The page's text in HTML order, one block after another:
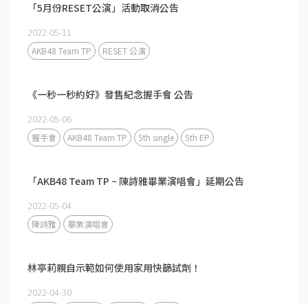
「5月份RESET公演」活動取消公告
2022-05-11
AKB48 Team TP RESET 公演
《一秒一秒約好》發售紀念握手會 公告
2022-05-06
握手會 AKB48 Team TP 5th single 5th EP
「AKB48 Team TP ~ 陳詩雅畢業演唱會」延期公告
2022-05-04
陳詩雅 畢業演唱會
林亭莉親自示範如何使用家用快篩試劑！
2022-04-30